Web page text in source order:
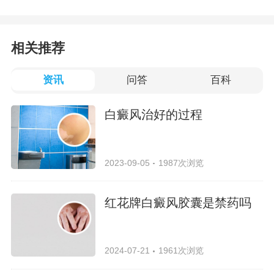
相关推荐
资讯 问答 百科
白癜风治好的过程
2023-09-05 1987次浏览
红花牌白癜风胶囊是禁药吗
2024-07-21 1961次浏览